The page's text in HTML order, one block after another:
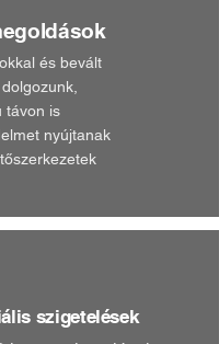
és bevált
távon is
nyújtanak
szigetelések